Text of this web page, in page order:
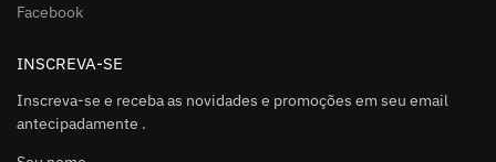
Facebook
INSCREVA-SE
Inscreva-se e receba as novidades e promoções em seu email
antecipadamente .